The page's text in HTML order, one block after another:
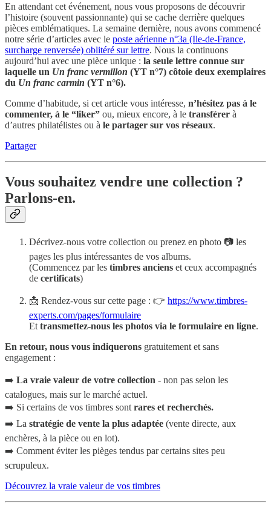
En attendant cet événement, nous vous proposons de découvrir
l’histoire (souvent passionnante) qui se cache derrière quelques
pièces emblématiques. La semaine dernière, nous avons commencé
notre série d’articles avec le poste aérienne n°3a (Ile-de-France,
surcharge renversée) oblitéré sur lettre. Nous la continuons
aujourd’hui avec une pièce unique : la seule lettre connue sur
laquelle un Un franc vermillon (YT n°7) côtoie deux exemplaires
du Un franc carmin (YT n°6).
Comme d’habitude, si cet article vous intéresse, n’hésitez pas à le
commenter, à le “liker” ou, mieux encore, à le transférer à
d’autres philatélistes ou à le partager sur vos réseaux.
Partager
Vous souhaitez vendre une collection ?
Parlons-en.
Décrivez-nous votre collection ou prenez en photo 📷 les
pages les plus intéressantes de vos albums.
(Commencez par les timbres anciens et ceux accompagnés
de certificats)
📩 Rendez-vous sur cette page : 👉 https://www.timbres-
experts.com/pages/formulaire
Et transmettez-nous les photos via le formulaire en ligne.
En retour, nous vous indiquerons gratuitement et sans
engagement :
➡️ La vraie valeur de votre collection - non pas selon les
catalogues, mais sur le marché actuel.
➡️ Si certains de vos timbres sont rares et recherchés.
➡️ La stratégie de vente la plus adaptée (vente directe, aux
enchères, à la pièce ou en lot).
➡️ Comment éviter les pièges tendus par certains sites peu
scrupuleux.
Découvrez la vraie valeur de vos timbres